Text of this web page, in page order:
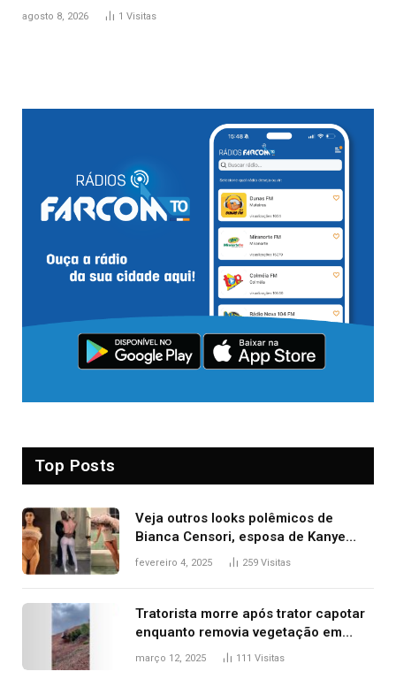
agosto 8, 2026 1 Visitas
Top Posts
Veja outros looks polêmicos de
Bianca Censori, esposa de Kanye
West que apareceu nua no Grammy
fevereiro 4, 2025 259 Visitas
Tratorista morre após trator capotar
enquanto removia vegetação em
ribanceira de rodovia
março 12, 2025 111 Visitas